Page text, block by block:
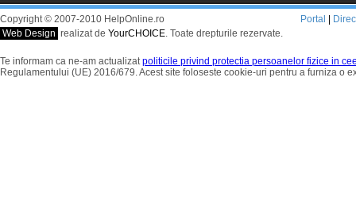
Copyright © 2007-2010 HelpOnline.ro
Web Design realizat de YourCHOICE. Toate drepturile rezervate.
Portal
Te informam ca ne-am actualizatpoliticile privind protectia persoanelor fizice in
Regulamentului (UE) 2016/679. Acest site foloseste cookie-uri pentru a furniza o